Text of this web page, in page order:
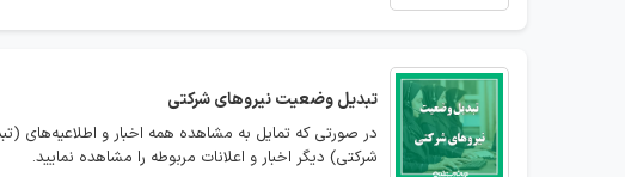
تبدیل وضعیت نیروهای شرکتی
در صورتی که تمایل به مشاهده همه اخبار و
شرکتی) دیگر اخبار و اعلانات مربوطه را مشاهده نمایید.